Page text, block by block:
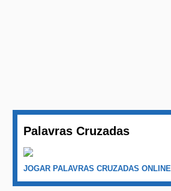
Palavras Cruzadas
JOGAR PALAVRAS CRUZADAS ONLINE